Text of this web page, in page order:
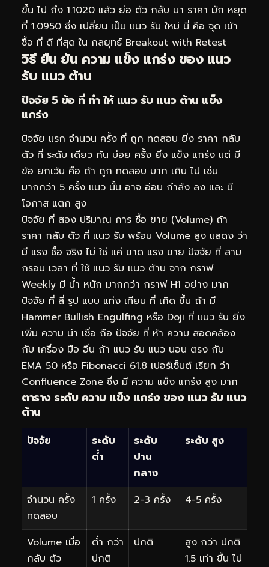
ขึ้น ไป ถึง 1.1020 แล้ว ย่อ ตัว กลับ มา ราคา มัก หยุด
ที่ 1.0950 ซึ่ง เปลี่ยน เป็น แนว รับ ใหม่ นี่ คือ จุด เข้า
ซื้อ ที่ ดี ที่สุด ใน กลยุทธ์ Breakout with Retest
วิธี ยืน ยัน ความ แข็ง แกร่ง ของ แนว
รับ แนว ต้าน
ปัจจัย 5 ข้อ ที่ ทำ ให้ แนว รับ แนว ต้าน แข็ง
แกร่ง
ปัจจัย แรก จำนวน ครั้ง ที่ ถูก ทดสอบ ยิ่ง ราคา กลับ
ตัว ที่ ระดับ เดียว กัน บ่อย ครั้ง ยิ่ง แข็ง แกร่ง แต่ มี
ข้อ ยกเว้น คือ ถ้า ถูก ทดสอบ มาก เกิน ไป เช่น
มากกว่า 5 ครั้ง แนว นั้น อาจ อ่อน กำลัง ลง และ มี
โอกาส แตก สูง
ปัจจัย ที่ สอง ปริมาณ การ ซื้อ ขาย (Volume) ถ้า
ราคา กลับ ตัว ที่ แนว รับ พร้อม Volume สูง แสดง ว่า
มี แรง ซื้อ จริง ไม่ ใช่ แค่ ขาด แรง ขาย ปัจจัย ที่ สาม
กรอบ เวลา ที่ ใช้ แนว รับ แนว ต้าน จาก กราฟ
Weekly มี น้ำ หนัก มากกว่า กราฟ H1 อย่าง มาก
ปัจจัย ที่ สี่ รูป แบบ แท่ง เทียน ที่ เกิด ขึ้น ถ้า มี
Hammer Bullish Engulfing หรือ Doji ที่ แนว รับ ยิ่ง
เพิ่ม ความ น่า เชื่อ ถือ ปัจจัย ที่ ห้า ความ สอดคล้อง
กับ เครื่อง มือ อื่น ถ้า แนว รับ แนว นอน ตรง กับ
EMA 50 หรือ Fibonacci 61.8 เปอร์เซ็นต์ เรียก ว่า
Confluence Zone ซึ่ง มี ความ แข็ง แกร่ง สูง มาก
ตาราง ระดับ ความ แข็ง แกร่ง ของ แนว รับ แนว
ต้าน
ปัจจัย
ระดับ
ต่ำ
ระดับ
ปาน
กลาง
ระดับ สูง
จำนวน ครั้ง
ทดสอบ
1 ครั้ง 2-3 ครั้ง 4-5 ครั้ง
Volume เมื่อ
กลับ ตัว
ต่ำ กว่า
ปกติ
ปกติ
สูง กว่า ปกติ
1.5 เท่า ขึ้น ไป